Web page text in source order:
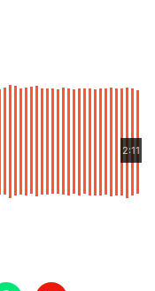
2:11